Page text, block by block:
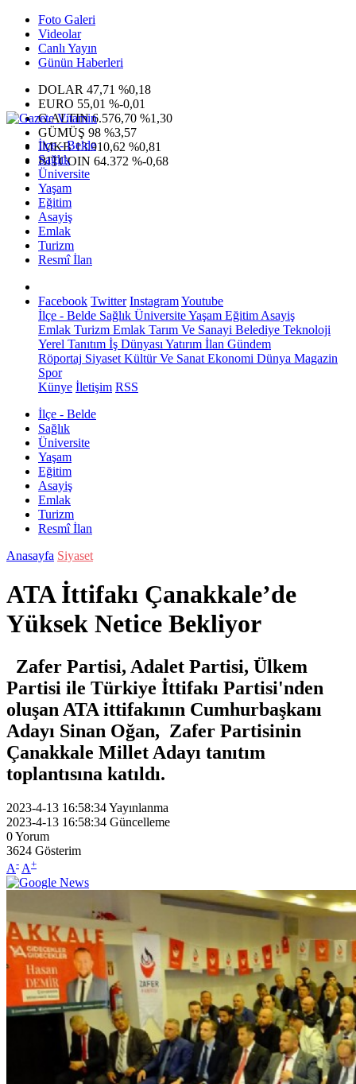
Foto Galeri
Videolar
Canlı Yayın
Günün Haberleri
DOLAR 47,71 %0,18
EURO 55,01 %-0,01
G.ALTIN6.576,70 %1,30
GÜMÜŞ 98 %3,57
IMKB13.910,62 %0,81
BITCOIN 64.372 %-0,68
İlçe - Belde
Sağlık
Üniversite
Yaşam
Eğitim
Asayiş
Emlak
Turizm
Resmî İlan
Facebook Twitter InstagramYoutube
İlçe - Belde Sağlık ÜniversiteYaşam Eğitim Asayiş
Emlak Turizm Emlak Tarım Ve Sanayi Belediye Teknoloji
Yerel Tanıtım İş Dünyası Yatırım İlan Gündem
Röportaj Siyaset Kültür Ve Sanat Ekonomi Dünya Magazin
Spor
Künye İletişim RSS
İlçe - Belde
Sağlık
Üniversite
Yaşam
Eğitim
Asayiş
Emlak
Turizm
Resmî İlan
Anasayfa Siyaset
ATA İttifakı Çanakkale’de
Yüksek Netice Bekliyor
Zafer Partisi, Adalet Partisi, Ülkem
Partisi ile Türkiye İttifakı Partisi'nden
oluşan ATA ittifakının Cumhurbaşkanı
Adayı Sinan Oğan, Zafer Partisinin
Çanakkale Millet Adayı tanıtım
toplantısına katıldı.
2023-4-13 16:58:34Yayınlanma
2023-4-13 16:58:34 Güncelleme
0Yorum
3624 Gösterim
A- A+